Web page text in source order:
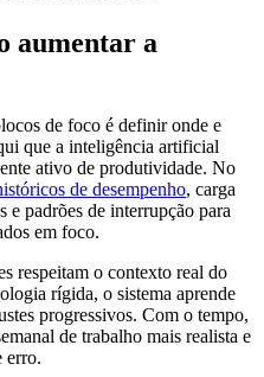
aumentar a
de foco é definir onde e
que a inteligência artificial
ativo de produtividade. No
de desempenho, carga
e padrões de interrupção para
em foco.
respeitam o contexto real do
rígida, o sistema aprende
progressivos. Com o tempo,
de trabalho mais realista e
erro.